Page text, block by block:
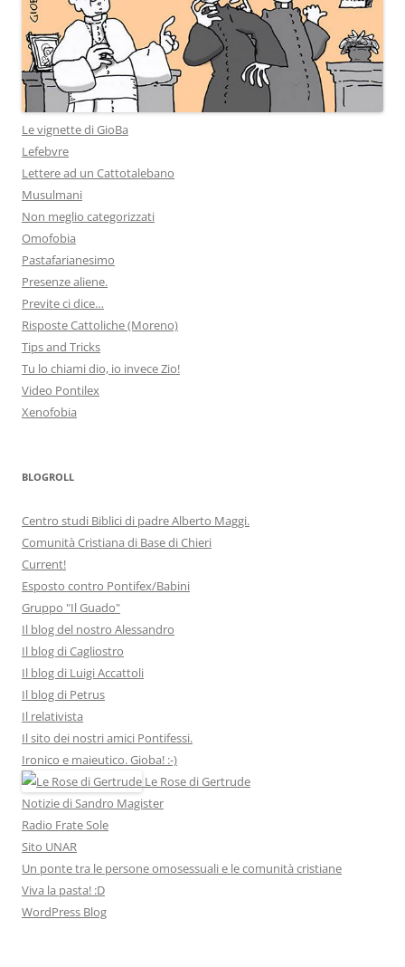
Le vignette di GioBa
Lefebvre
Lettere ad un Cattotalebano
Musulmani
Non meglio categorizzati
Omofobia
Pastafarianesimo
Presenze aliene.
Previte ci dice…
Risposte Cattoliche (Moreno)
Tips and Tricks
Tu lo chiami dio, io invece Zio!
Video Pontilex
Xenofobia
BLOGROLL
Centro studi Biblici di padre Alberto Maggi.
Comunità Cristiana di Base di Chieri
Current!
Esposto contro Pontifex/Babini
Gruppo "Il Guado"
Il blog del nostro Alessandro
Il blog di Cagliostro
Il blog di Luigi Accattoli
Il blog di Petrus
Il relativista
Il sito dei nostri amici Pontifessi.
Ironico e maieutico. Gioba! :-)
Le Rose di Gertrude
Notizie di Sandro Magister
Radio Frate Sole
Sito UNAR
Un ponte tra le persone omosessuali e le comunità cristiane
Viva la pasta! :D
WordPress Blog